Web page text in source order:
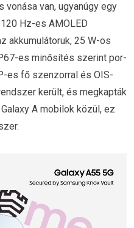
van, ugyanúgy egy
Hz-es AMOLED
akkumulátoruk, 25 W-os
es minősítés szerint por-
es fő szenzorral és OIS-
került, és megkapták
A mobilok közül, ez